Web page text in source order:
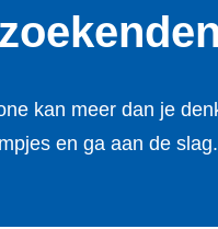
kan meer dan je
en ga aan de slag.